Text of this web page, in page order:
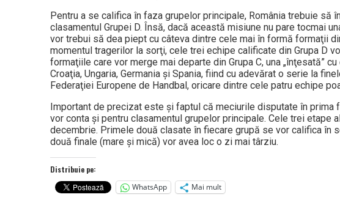
Pentru a se califica în faza grupelor principale, România trebuie
clasamentul Grupei D. Însă, dacă această misiune nu pare tocmai
vor trebui să dea piept cu câteva dintre cele mai în formă formaţii
momentul tragerilor la sorţi, cele trei echipe calificate din Grupa D
formaţiile care vor merge mai departe din Grupa C, una „înţesată”
Croaţia, Ungaria, Germania şi Spania, fiind cu adevărat o serie la
Federaţiei Europene de Handbal, oricare dintre cele patru echipe
Important de precizat este şi faptul că meciurile disputate în
vor conta şi pentru clasamentul grupelor principale. Cele trei
decembrie. Primele două clasate în fiecare grupă se vor califica în
două finale (mare şi mică) vor avea loc o zi mai târziu.
Distribuie pe:
WhatsApp
Mai mult